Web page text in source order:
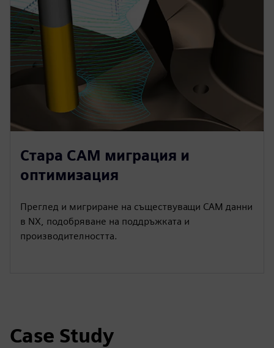
Стара CAM миграция и
оптимизация
Преглед и мигриране на съществуващи CAM данни
в NX, подобряване на поддръжката и
производителността.
Case Study